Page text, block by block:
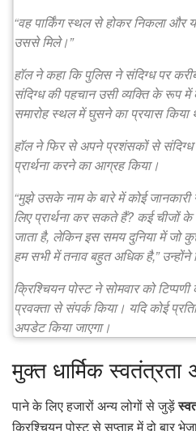
“वह पार्किंग स्थल से होकर निकला और
उससे मिले।”
हॉल ने कहा कि पुलिस ने संदिग्ध पर
संदिग्ध की पहचान उसी व्यक्ति के रूप
समारोह स्थल में घुसने का प्रयास किया
हॉल ने फिर से अपने प्रशंसकों से संदिग्ध
प्रार्थना करने का आग्रह किया।
“मुझे उसके नाम के बारे में कोई
लिए प्रार्थना कर सकते हैं? कई चीजों
जाता है, लेकिन इस समय दुनिया में जो
हम सभी में तनाव बहुत अधिक है,” उन्होंने
क्रिश्चियन पोस्ट ने सोमवार को
प्रवक्ता से संपर्क किया। यदि कोई
अपडेट किया जाएगा।
मुक्तधार्मिक स्वतंत्रता
पाने के लिए हजारों अन्य लोगों से जुड़ें
क्रिश्चियन पोस्ट से सप्ताह में दो बार